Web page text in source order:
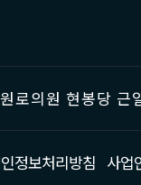
로의원 현봉당
정보처리방침 사업